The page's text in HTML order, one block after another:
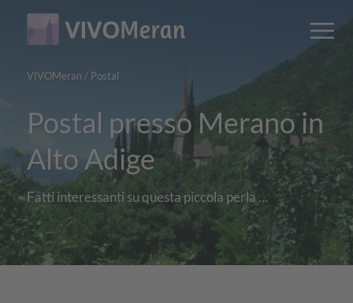
Main
content
Main
navigation
VIVOMeran / Postal
Postal presso Merano in
Alto Adige
Fatti interessanti su questa piccola perla …